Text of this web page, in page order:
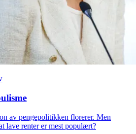
av pengepolitikken florerer. Men
lave renter er mest populært?